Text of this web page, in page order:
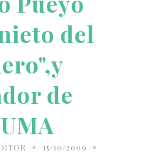
del
de
• 15/10/2009 •